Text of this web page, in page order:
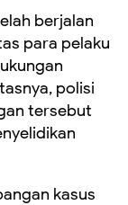
berjalan
para pelaku
polisi
tersebut
kasus